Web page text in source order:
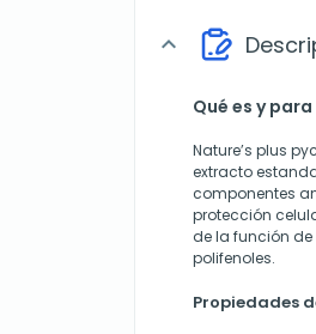
expand_more
Qué es y
Nature’s plus
extracto
componentes
protección
de la función
polifenoles.
Propiedades